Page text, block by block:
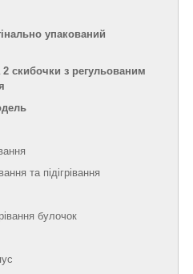
упакований
скибочки з регульованим
та підігрівання
булочок